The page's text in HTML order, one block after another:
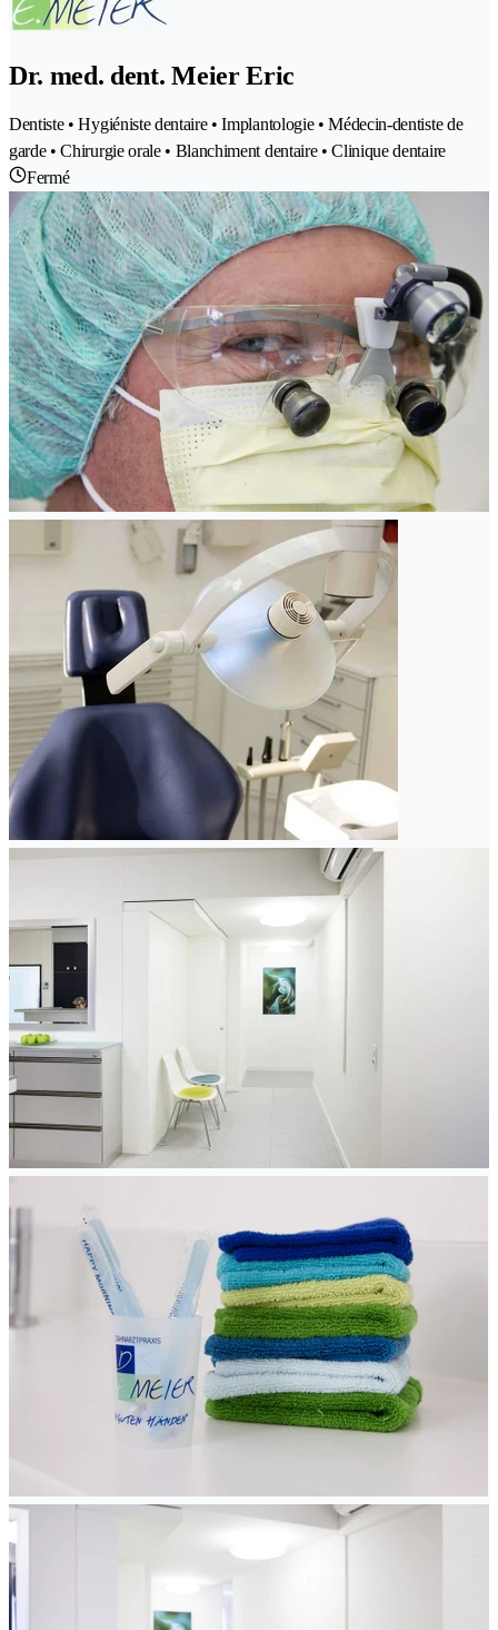
Dr. med. dent. Meier Eric
Dentiste • Hygiéniste dentaire • Implantologie • Médecin-dentiste de
garde • Chirurgie orale • Blanchiment dentaire • Clinique dentaire
Fermé